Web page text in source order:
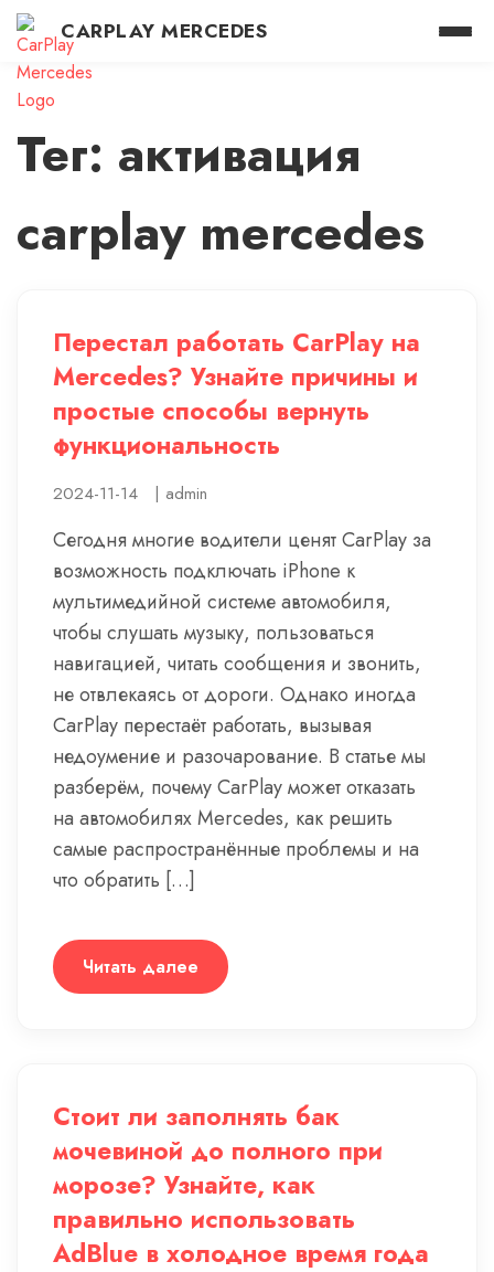
CARPLAY MERCEDES
Тег: активация
carplay mercedes
Перестал работать CarPlay на
Mercedes? Узнайте причины и
простые способы вернуть
функциональность
2024-11-14 | admin
Сегодня многие водители ценят CarPlay за
возможность подключать iPhone к
мультимедийной системе автомобиля,
чтобы слушать музыку, пользоваться
навигацией, читать сообщения и звонить,
не отвлекаясь от дороги. Однако иногда
CarPlay перестаёт работать, вызывая
недоумение и разочарование. В статье мы
разберём, почему CarPlay может отказать
на автомобилях Mercedes, как решить
самые распространённые проблемы и на
что обратить […]
Читать далее
Стоит ли заполнять бак
мочевиной до полного при
морозе? Узнайте, как
правильно использовать
AdBlue в холодное время года